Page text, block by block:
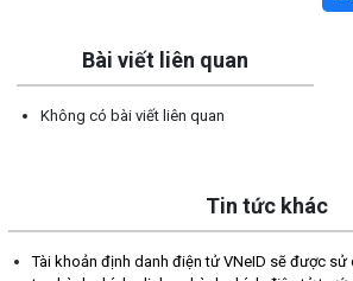
Bài viết liên quan
Không có bài viết liên quan
Tin tức khác
Tài khoản định danh điện tử VNeID sẽ được